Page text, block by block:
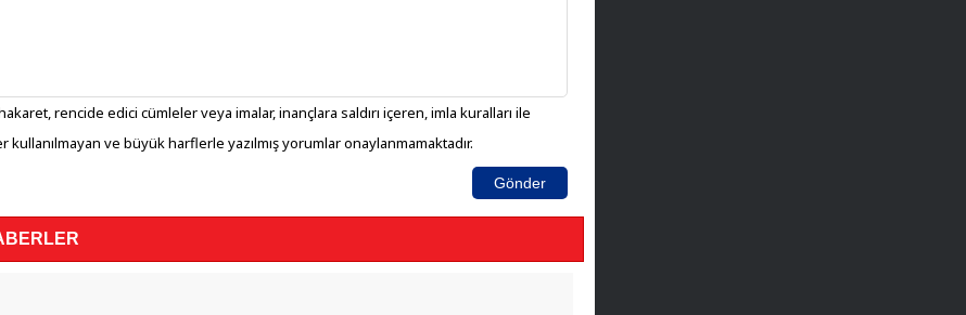
rencide edici cümleler veya imalar, inançlara saldırı içeren, imla kuralları ile
kullanılmayan ve büyük harflerle yazılmış yorumlar onaylanmamaktadır.
Gönder